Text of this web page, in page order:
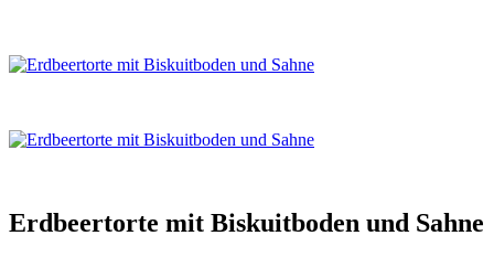
Erdbeertorte mit Biskuitboden und Sahne